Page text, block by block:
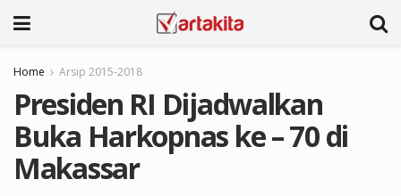
Home Arsip 2015-2018
Presiden RI Dijadwalkan
Buka Harkopnas ke – 70 di
Makassar